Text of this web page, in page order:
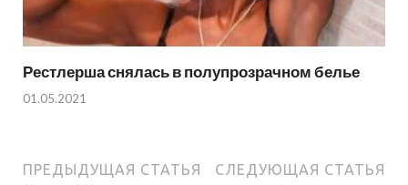
Рестлерша снялась в полупрозрачном белье
01.05.2021
ПРЕДЫДУЩАЯ СТАТЬЯ СЛЕДУЮЩАЯ СТАТЬЯ